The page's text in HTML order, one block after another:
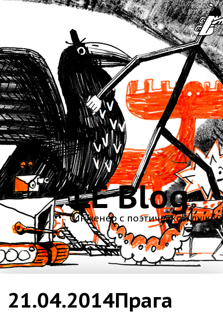
LE Blog
Инженер с поэтической душой
21.04.2014Прага